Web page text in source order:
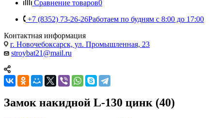
Сравнение товаров0
+7 (8352) 73-26-26Работаем по будням с 8:00 до 17:00
Контактная информация
г. Новочебоксарск, ул. Промышленная, 23
stroybat21@mail.ru
Замок накидной L-130 цинк (40)